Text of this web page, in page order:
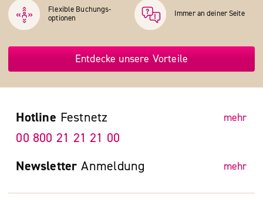
Flexible Buchungs­
optionen
Immer an deiner Seite
Entdecke unsere Vorteile
Hotline Festnetz mehr
00 800 21 21 21 00
Newsletter Anmeldung mehr